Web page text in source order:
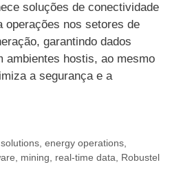
soluções de conectividade
operações nos setores de
garantindo dados
ambientes hostis, ao mesmo
a segurança e a
, energy operations,
mining real-time data Robustel